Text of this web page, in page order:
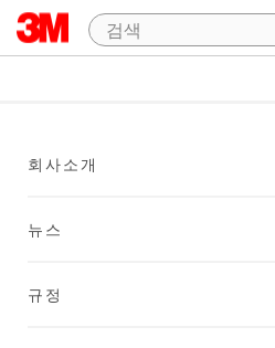
회사소개
뉴스
규정